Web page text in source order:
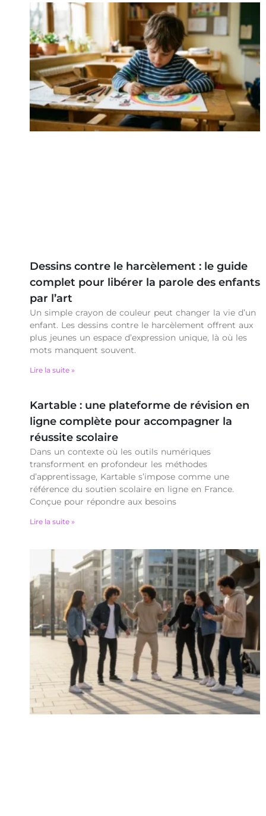
Dessins contre le harcèlement : le guide
complet pour libérer la parole des enfants
par l’art
Un simple crayon de couleur peut changer la vie d’un
enfant. Les dessins contre le harcèlement offrent aux
plus jeunes un espace d’expression unique, là où les
mots manquent souvent.
Lire la suite »
Kartable : une plateforme de révision en
ligne complète pour accompagner la
réussite scolaire
Dans un contexte où les outils numériques
transforment en profondeur les méthodes
d’apprentissage, Kartable s’impose comme une
référence du soutien scolaire en ligne en France.
Conçue pour répondre aux besoins
Lire la suite »